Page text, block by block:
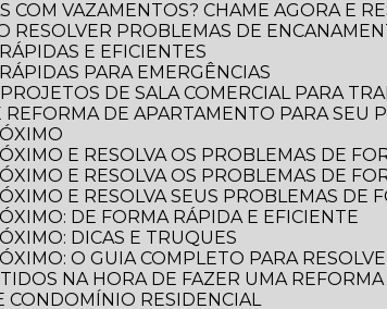
COM VAZAMENTOS? CHAME AGORA E
RESOLVER PROBLEMAS DE
E EFICIENTES
PARA EMERGÊNCIAS
DE SALA COMERCIAL PARA
REFORMA DE APARTAMENTO PARA SEU
E RESOLVA OS PROBLEMAS DE
E RESOLVA OS PROBLEMAS DE
E RESOLVA SEUS PROBLEMAS DE
DE FORMA RÁPIDA E EFICIENTE
DICAS E TRUQUES
O GUIA COMPLETO PARA
NA HORA DE FAZER UMA REFORMA
CONDOMÍNIO RESIDENCIAL